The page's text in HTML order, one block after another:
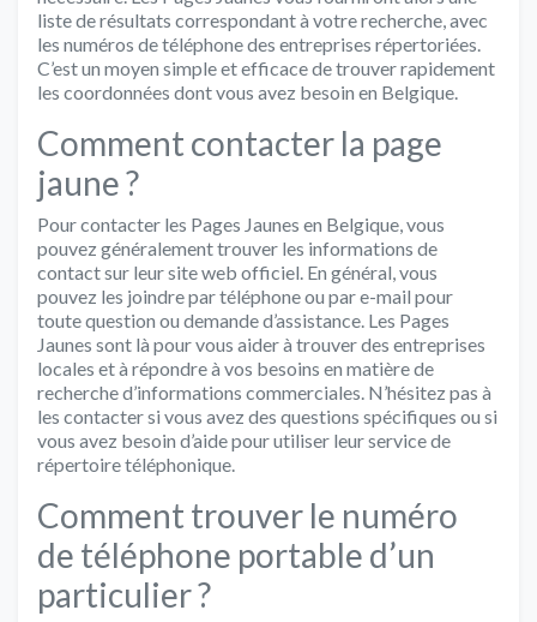
liste de résultats correspondant à votre recherche, avec
les numéros de téléphone des entreprises répertoriées.
C’est un moyen simple et efficace de trouver rapidement
les coordonnées dont vous avez besoin en Belgique.
Comment contacter la page
jaune ?
Pour contacter les Pages Jaunes en Belgique, vous
pouvez généralement trouver les informations de
contact sur leur site web officiel. En général, vous
pouvez les joindre par téléphone ou par e-mail pour
toute question ou demande d’assistance. Les Pages
Jaunes sont là pour vous aider à trouver des entreprises
locales et à répondre à vos besoins en matière de
recherche d’informations commerciales. N’hésitez pas à
les contacter si vous avez des questions spécifiques ou si
vous avez besoin d’aide pour utiliser leur service de
répertoire téléphonique.
Comment trouver le numéro
de téléphone portable d’un
particulier ?